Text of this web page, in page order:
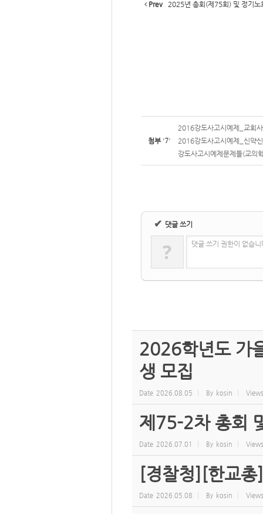
Prev 2025년 총회(제75회) 및 정기노
첨부 '7'
2016강도사고시예제_교회
2016강도사고시예제_신약
강도사고시예제문제들(교의
✔ 댓글 쓰기
? 댓글 쓰기 권한이 없습
2026학년도 가
생 모집
Date 2026.08.05 By kosin Views
제75-2차 총회
Date 2026.07.01 By kosin Views
[경찰청][한교총
Date 2026.05.08 By kosin Views